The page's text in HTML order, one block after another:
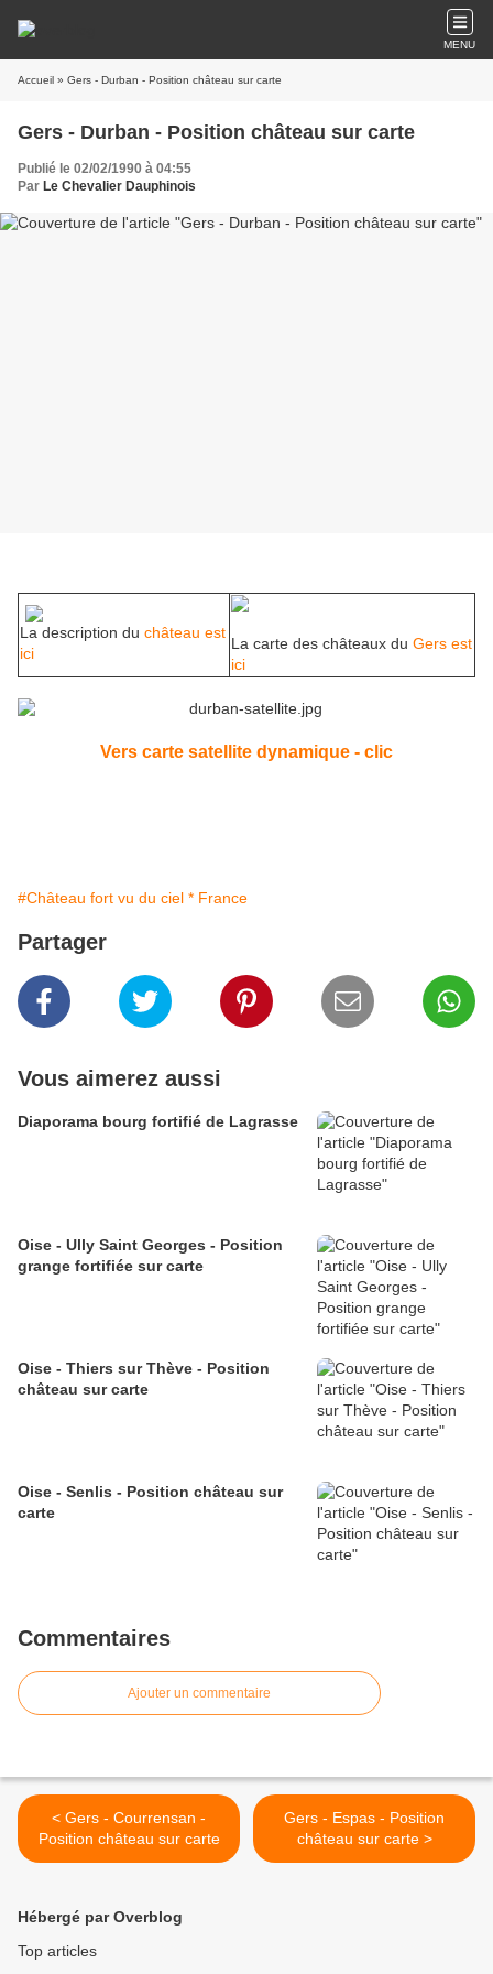
MENU
Accueil » Gers - Durban - Position château sur carte
Gers - Durban - Position château sur carte
Publié le 02/02/1990 à 04:55
Par Le Chevalier Dauphinois
La description du château est
ici
La carte des châteaux du Gers est
ici
Vers carte satellite dynamique - clic
#Château fort vu du ciel * France
Partager
Vous aimerez aussi
Diaporama bourg fortifié de Lagrasse
Oise - Ully Saint Georges - Position
grange fortifiée sur carte
Oise - Thiers sur Thève - Position
château sur carte
Oise - Senlis - Position château sur
carte
Commentaires
Ajouter un commentaire
< Gers - Courrensan -
Position château sur carte
Gers - Espas - Position
château sur carte >
Hébergé par Overblog
Top articles